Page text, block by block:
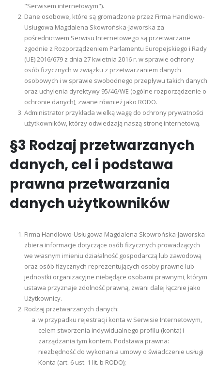
"Serwisem internetowym").
Dane osobowe, które są gromadzone przez Firma Handlowo-
Usługowa Magdalena Skowrońska-Jaworska za
pośrednictwem Serwisu Internetowego są przetwarzane
zgodnie z Rozporządzeniem Parlamentu Europejskiego i Rady
(UE) 2016/679 z dnia 27 kwietnia 2016 r. w sprawie ochrony
osób fizycznych w związku z przetwarzaniem danych
osobowych i w sprawie swobodnego przepływu takich danych
oraz uchylenia dyrektywy 95/46/WE (ogólne rozporządzenie o
ochronie danych), zwane również jako RODO.
Administrator przykłada wielką wagę do ochrony prywatności
użytkowników, którzy odwiedzają naszą stronę internetową.
§3 Rodzaj przetwarzanych
danych, cel i podstawa
prawna przetwarzania
danych użytkowników
Firma Handlowo-Usługowa Magdalena Skowrońska-Jaworska
zbiera informacje dotyczące osób fizycznych prowadzących
we własnym imieniu działalność gospodarczą lub zawodową
oraz osób fizycznych reprezentujących osoby prawne lub
jednostki organizacyjne niebędące osobami prawnymi, którym
ustawa przyznaje zdolność prawną, zwani dalej łącznie jako
Użytkownicy.
Rodzaj przetwarzanych danych:
w przypadku rejestracji konta w Serwisie Internetowym,
celem stworzenia indywidualnego profilu (konta) i
zarządzania tym kontem. Podstawa prawna:
niezbędność do wykonania umowy o świadczenie usługi
Konta (art. 6 ust. 1 lit. b RODO);